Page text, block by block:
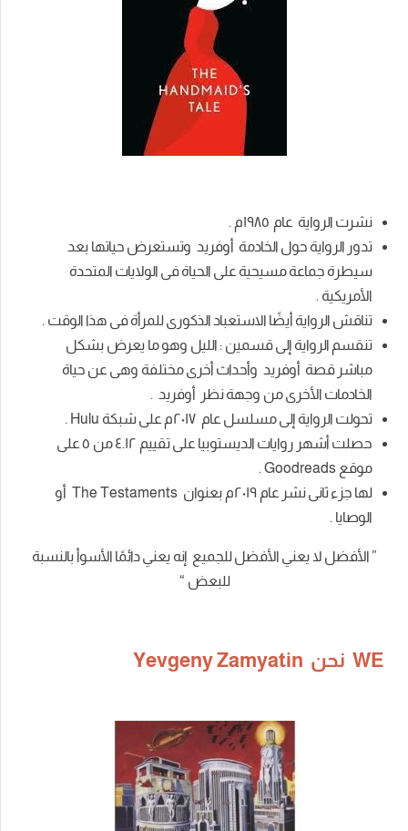
نشرت الرواية عام ١٩٨٥م .
تدور الرواية حول الخادمة أوفريد وتستعرض حياتها بعد
سيطرة جماعة مسيحية على الحياة فى الولايات المتحدة
الأمريكية .
تناقش الرواية أيضًا الاستعباد الذكورى للمرأة فى هذا الوقت .
تنقسم الرواية إلى قسمين : الليل وهو ما يعرض بشكل
مباشر قصة أوفريد وأحداث أخرى مختلفة وهى عن حياة
الخادمات الأخرى من وجهة نظر أوفريد .
تحولت الرواية إلى مسلسل عام ٢٠١٧م على شبكة Hulu .
حصلت أشهر روايات الديستوبيا على تقييم ٤.١ ٢ من ٥على
موقع Goodreads
.
لها جزء ثانى نشر عام ٢٠١٩م بعنوان The Testaments أو
الوصايا .
” الأفضل لا يعني الأفضل للجميع إنه يعني دائمًا الأسوأ بالنسبة
للبعض “
WE نحن Yevgeny Zamyatin